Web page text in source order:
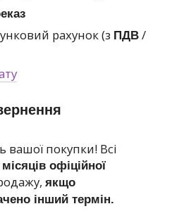
рахунок (з ПДВ /
вашої покупки! Всі
офіційної
якщо
інший термін.